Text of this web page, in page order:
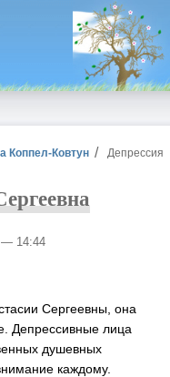
Коппел-Ковтун
Депрессия
— 14:44
Сергеевны, она
Депрессивные лица
душевных
каждому.